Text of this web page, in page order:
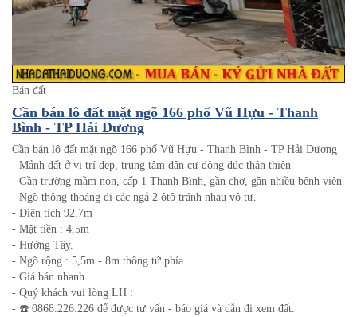
Bán đất
Cần bán lô đất mặt ngõ 166 phố Vũ Hựu - Thanh
Bình - TP Hải Dương
Cần bán lô đất mặt ngõ 166 phố Vũ Hựu - Thanh Bình - TP Hải Dương
- Mảnh đất ở vị trí đẹp, trung tâm dân cư đông đúc thân thiện
- Gần trường mầm non, cấp 1 Thanh Bình, gần chợ, gần nhiều bệnh viện
- Ngõ thông thoáng đi các ngả 2 ôtô tránh nhau vô tư.
- Diện tích 92,7m
- Mặt tiền : 4,5m
- Hướng Tây.
- Ngõ rộng : 5,5m - 8m thông tứ phía.
- Giá bán nhanh
- Quý khách vui lòng LH :
- ☎️ 0868.226.226 để được tư vấn - báo giá và dẫn đi xem đất.